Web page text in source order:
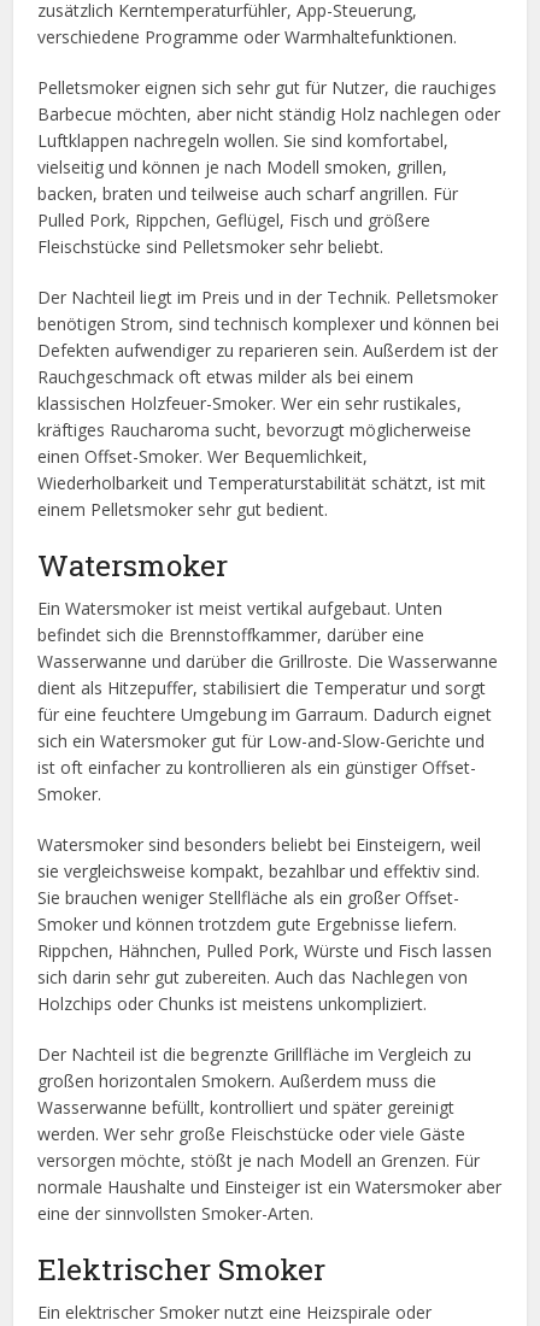
zusätzlich Kerntemperaturfühler, App-Steuerung,
verschiedene Programme oder Warmhaltefunktionen.
Pelletsmoker eignen sich sehr gut für Nutzer, die rauchiges
Barbecue möchten, aber nicht ständig Holz nachlegen oder
Luftklappen nachregeln wollen. Sie sind komfortabel,
vielseitig und können je nach Modell smoken, grillen,
backen, braten und teilweise auch scharf angrillen. Für
Pulled Pork, Rippchen, Geflügel, Fisch und größere
Fleischstücke sind Pelletsmoker sehr beliebt.
Der Nachteil liegt im Preis und in der Technik. Pelletsmoker
benötigen Strom, sind technisch komplexer und können bei
Defekten aufwendiger zu reparieren sein. Außerdem ist der
Rauchgeschmack oft etwas milder als bei einem
klassischen Holzfeuer-Smoker. Wer ein sehr rustikales,
kräftiges Raucharoma sucht, bevorzugt möglicherweise
einen Offset-Smoker. Wer Bequemlichkeit,
Wiederholbarkeit und Temperaturstabilität schätzt, ist mit
einem Pelletsmoker sehr gut bedient.
Watersmoker
Ein Watersmoker ist meist vertikal aufgebaut. Unten
befindet sich die Brennstoffkammer, darüber eine
Wasserwanne und darüber die Grillroste. Die Wasserwanne
dient als Hitzepuffer, stabilisiert die Temperatur und sorgt
für eine feuchtere Umgebung im Garraum. Dadurch eignet
sich ein Watersmoker gut für Low-and-Slow-Gerichte und
ist oft einfacher zu kontrollieren als ein günstiger Offset-
Smoker.
Watersmoker sind besonders beliebt bei Einsteigern, weil
sie vergleichsweise kompakt, bezahlbar und effektiv sind.
Sie brauchen weniger Stellfläche als ein großer Offset-
Smoker und können trotzdem gute Ergebnisse liefern.
Rippchen, Hähnchen, Pulled Pork, Würste und Fisch lassen
sich darin sehr gut zubereiten. Auch das Nachlegen von
Holzchips oder Chunks ist meistens unkompliziert.
Der Nachteil ist die begrenzte Grillfläche im Vergleich zu
großen horizontalen Smokern. Außerdem muss die
Wasserwanne befüllt, kontrolliert und später gereinigt
werden. Wer sehr große Fleischstücke oder viele Gäste
versorgen möchte, stößt je nach Modell an Grenzen. Für
normale Haushalte und Einsteiger ist ein Watersmoker aber
eine der sinnvollsten Smoker-Arten.
Elektrischer Smoker
Ein elektrischer Smoker nutzt eine Heizspirale oder